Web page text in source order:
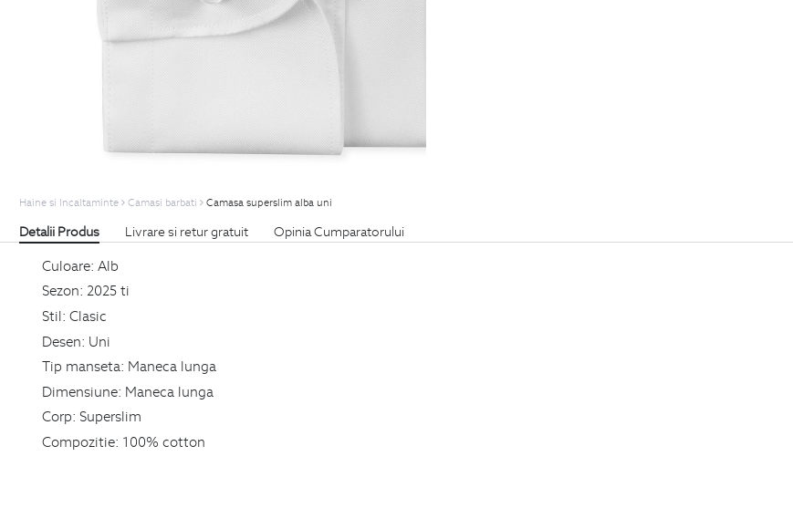
Haine si Incaltaminte Camasi barbati Camasa superslim alba uni
Detalii Produs Livrare si retur gratuit Opinia Cumparatorului
Culoare: Alb
Sezon: 2025 ti
Stil: Clasic
Desen: Uni
Tip manseta: Maneca lunga
Dimensiune: Maneca lunga
Corp: Superslim
Compozitie: 100% cotton